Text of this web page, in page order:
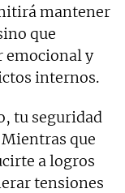
mantener
que
emocional y
internos.
tu seguridad
que
a logros
tensiones